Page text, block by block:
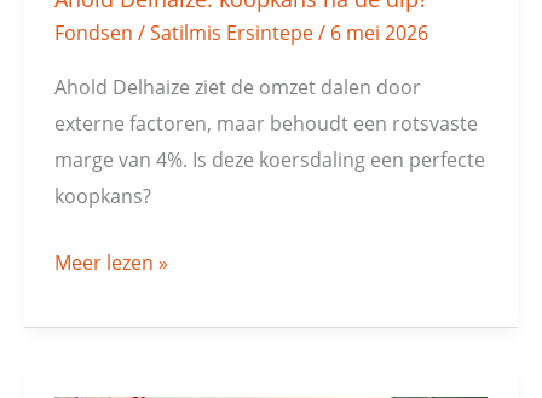
Fondsen /Satilmis Ersintepe/ 6 mei 2026
Ahold Delhaize ziet de omzet dalen door
externe factoren, maar behoudt een rotsvaste
marge van 4%. Is deze koersdaling een perfecte
koopkans?
Meer lezen »